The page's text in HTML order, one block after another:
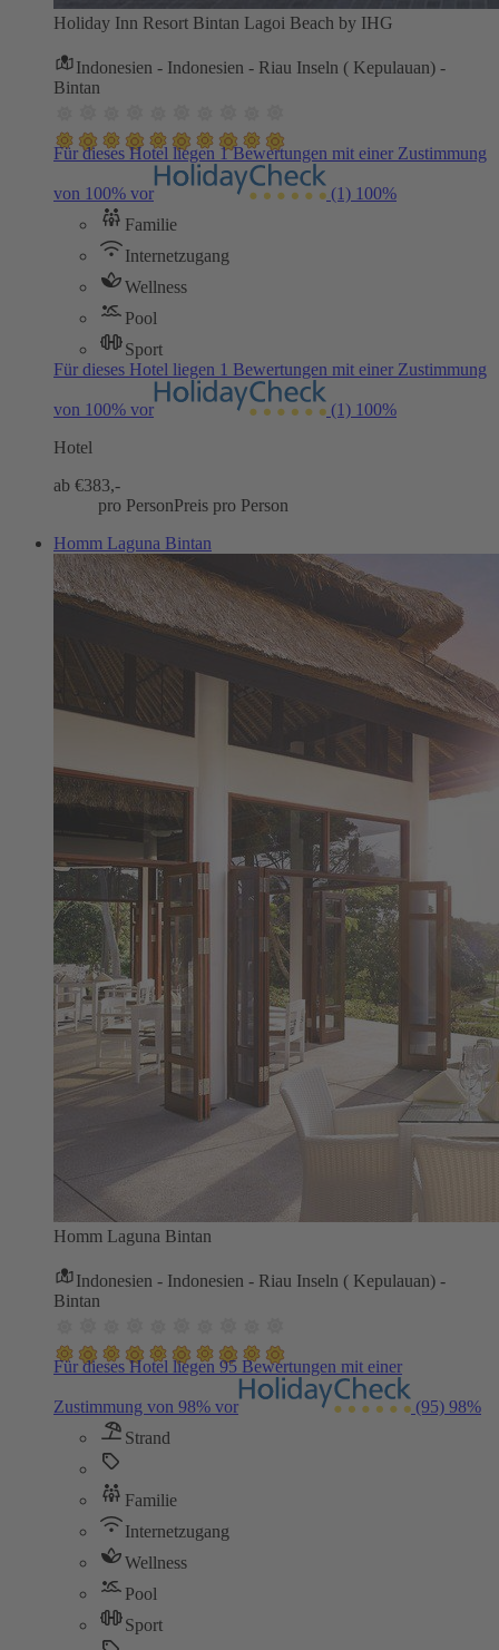
Holiday Inn Resort Bintan Lagoi Beach by IHG
Indonesien - Indonesien - Riau Inseln ( Kepulauan) -
Bintan
Für dieses Hotel liegen 1 Bewertungen mit einer Zustimmung
von 100% vor (1) 100%
Familie
Internetzugang
Wellness
Pool
Sport
Für dieses Hotel liegen 1 Bewertungen mit einer Zustimmung
von 100% vor (1) 100%
Hotel
ab €383,-
pro PersonPreis pro Person
Homm Laguna Bintan
Homm Laguna Bintan
Indonesien - Indonesien - Riau Inseln ( Kepulauan) -
Bintan
Für dieses Hotel liegen 95 Bewertungen mit einer
Zustimmung von 98% vor (95) 98%
Strand
Familie
Internetzugang
Wellness
Pool
Sport